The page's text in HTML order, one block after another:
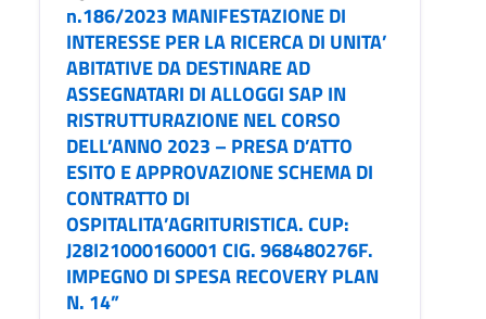
n.186/2023 MANIFESTAZIONE DI
INTERESSE PER LA RICERCA DI UNITA’
ABITATIVE DA DESTINARE AD
ASSEGNATARI DI ALLOGGI SAP IN
RISTRUTTURAZIONE NEL CORSO
DELL’ANNO 2023 – PRESA D’ATTO
ESITO E APPROVAZIONE SCHEMA DI
CONTRATTO DI
OSPITALITA’AGRITURISTICA. CUP:
J28I21000160001 CIG. 968480276F.
IMPEGNO DI SPESA RECOVERY PLAN
N. 14”